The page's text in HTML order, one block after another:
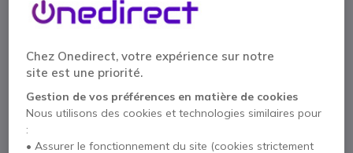
0800 72 4000
F.A.Q Chat
Chez Onedirect, votre expérience sur notre
site est une priorité.
Gestion de vos préférences en matière de cookies
Nous utilisons des cookies et technologies similaires pour
:
• Assurer le fonctionnement du site (cookies strictement